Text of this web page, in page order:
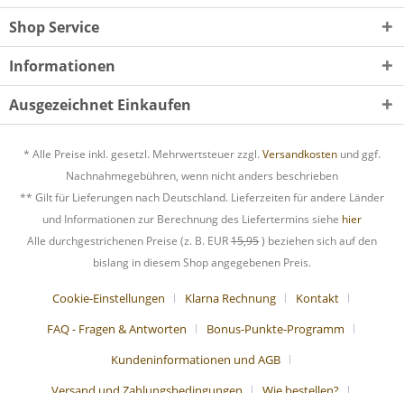
Shop Service
Informationen
Ausgezeichnet Einkaufen
* Alle Preise inkl. gesetzl. Mehrwertsteuer zzgl. Versandkosten und ggf.
Nachnahmegebühren, wenn nicht anders beschrieben
** Gilt für Lieferungen nach Deutschland. Lieferzeiten für andere Länder
und Informationen zur Berechnung des Liefertermins siehe hier
Alle durchgestrichenen Preise (z. B. EUR15,95) beziehen sich auf den
bislang in diesem Shop angegebenen Preis.
Cookie-Einstellungen Klarna Rechnung
Kontakt
FAQ - Fragen & Antworten
Bonus-Punkte-Programm
Kundeninformationen und AGB